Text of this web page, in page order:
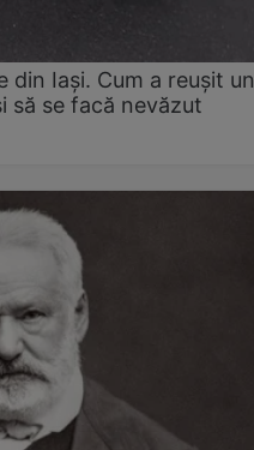
din Iași. Cum a reușit un
să se facă nevăzut